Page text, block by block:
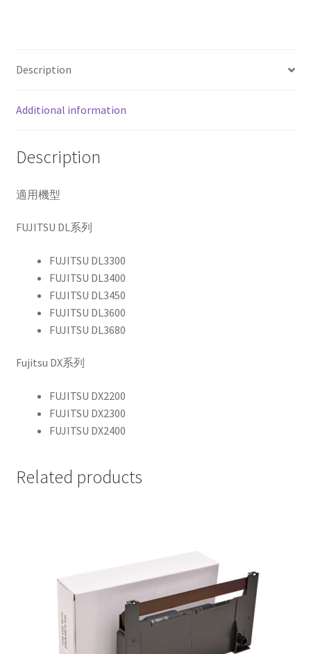
色
帶
quantity
Description
Additional information
Description
適用機型
FUJITSU DL系列
FUJITSU DL3300
FUJITSU DL3400
FUJITSU DL3450
FUJITSU DL3600
FUJITSU DL3680
Fujitsu DX系列
FUJITSU DX2200
FUJITSU DX2300
FUJITSU DX2400
Related products